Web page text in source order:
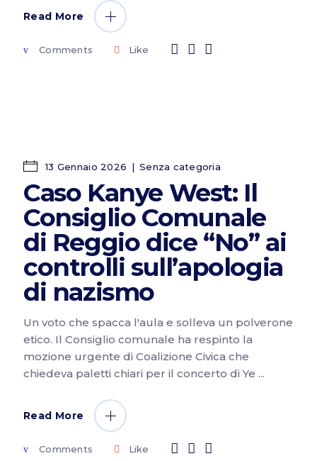
Read More
Comments Like
13 Gennaio 2026 Senza categoria
Caso Kanye West: Il
Consiglio Comunale
di Reggio dice “No” ai
controlli sull’apologia
di nazismo
Un voto che spacca l'aula e solleva un polverone
etico. Il Consiglio comunale ha respinto la
mozione urgente di Coalizione Civica che
chiedeva paletti chiari per il concerto di Ye
Read More
Comments Like